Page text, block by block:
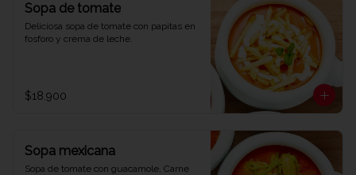
Sopa de tomate
Deliciosa sopa de tomate con papitas en
fosforo y crema de leche.
$18.900
Sopa mexicana
Sopa de tomate con guacamole, Carne